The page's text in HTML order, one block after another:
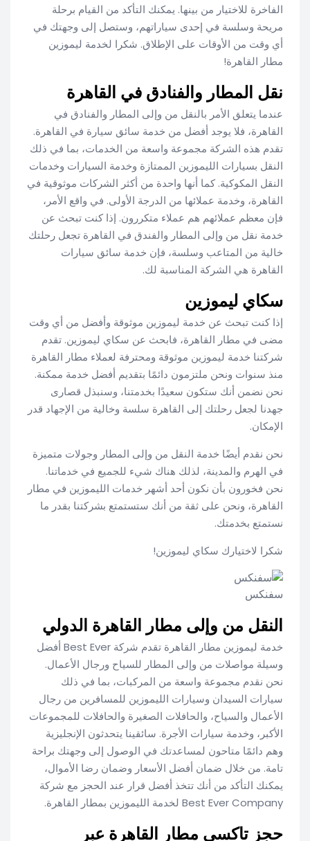
الفاخرة للاختيار من بينها. يمكنك التأكد من القيام برحلة
مريحة وسلسة في إحدى سياراتهم، وستصل إلى وجهتك في
أي وقت من الأوقات على الإطلاق. شكرا لخدمة ليموزين
مطار القاهرة!
نقل المطار والفنادق في القاهرة
عندما يتعلق الأمر بالنقل من وإلى المطار والفنادق في
القاهرة، فلا يوجد أفضل من خدمة سائق سيارة في القاهرة.
تقدم هذه الشركة مجموعة واسعة من الخدمات، بما في ذلك
النقل بسيارات الليموزين الممتازة وخدمة السيارات وخدمات
النقل المكوكية. كما أنها واحدة من أكثر الشركات موثوقية في
القاهرة، وخدمة عملائها من الدرجة الأولى. في واقع الأمر،
فإن معظم عملائهم هم عملاء متكررون. إذا كنت تبحث عن
خدمة نقل من وإلى المطار والفندق في القاهرة تجعل رحلتك
خالية من المتاعب وسلسة، فإن خدمة سائق سيارات
القاهرة هي الشركة المناسبة لك.
سكاي ليموزين
إذا كنت تبحث عن خدمة ليموزين موثوقة وأفضل من أي وقت
مضى في مطار القاهرة، فابحث عن سكاي ليموزين. تقدم
شركتنا خدمة ليموزين موثوقة ومحترفة لعملاء مطار القاهرة
منذ سنوات ونحن ملتزمون دائمًا بتقديم أفضل خدمة ممكنة.
نحن نضمن أنك ستكون سعيدًا بخدمتنا، وسنبذل قصارى
جهدنا لجعل رحلتك إلى القاهرة سلسة وخالية من الإجهاد قدر
الإمكان.
نحن نقدم أيضًا خدمة النقل من وإلى المطار وجولات متميزة
في الهرم والمدينة، لذلك هناك شيء للجميع في خدماتنا.
نحن فخورون بأن نكون أحد أشهر خدمات الليموزين في مطار
القاهرة، ونحن على ثقة من أنك ستستمتع بشركتنا بقدر ما
نستمتع بخدمتك.
شكرا لاختيارك سكاي ليموزين!
سفنكس
النقل من وإلى مطار القاهرة الدولي
خدمة ليموزين مطار القاهرة تقدم شركة Best Ever أفضل
وسيلة مواصلات من وإلى المطار للسياح ورجال الأعمال.
نحن نقدم مجموعة واسعة من المركبات، بما في ذلك
سيارات السيدان وسيارات الليموزين للمسافرين من رجال
الأعمال والسياح، والحافلات الصغيرة والحافلات للمجموعات
الأكبر، وخدمة سيارات الأجرة. سائقينا يتحدثون الإنجليزية
وهم دائمًا متاحون لمساعدتك في الوصول إلى وجهتك براحة
تامة. من خلال ضمان أفضل الأسعار وضمان رضا الأموال،
يمكنك التأكد من أنك تتخذ أفضل قرار عند الحجز مع شركة
Best Ever Company لخدمة الليموزين بمطار القاهرة.
حجز تاكسي مطار القاهرة عبر